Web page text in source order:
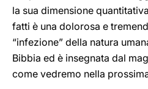
la sua dimensione
fatti è una dolorosa e
“infezione” della natura
Bibbia ed è insegnata dal
come vedremo nella